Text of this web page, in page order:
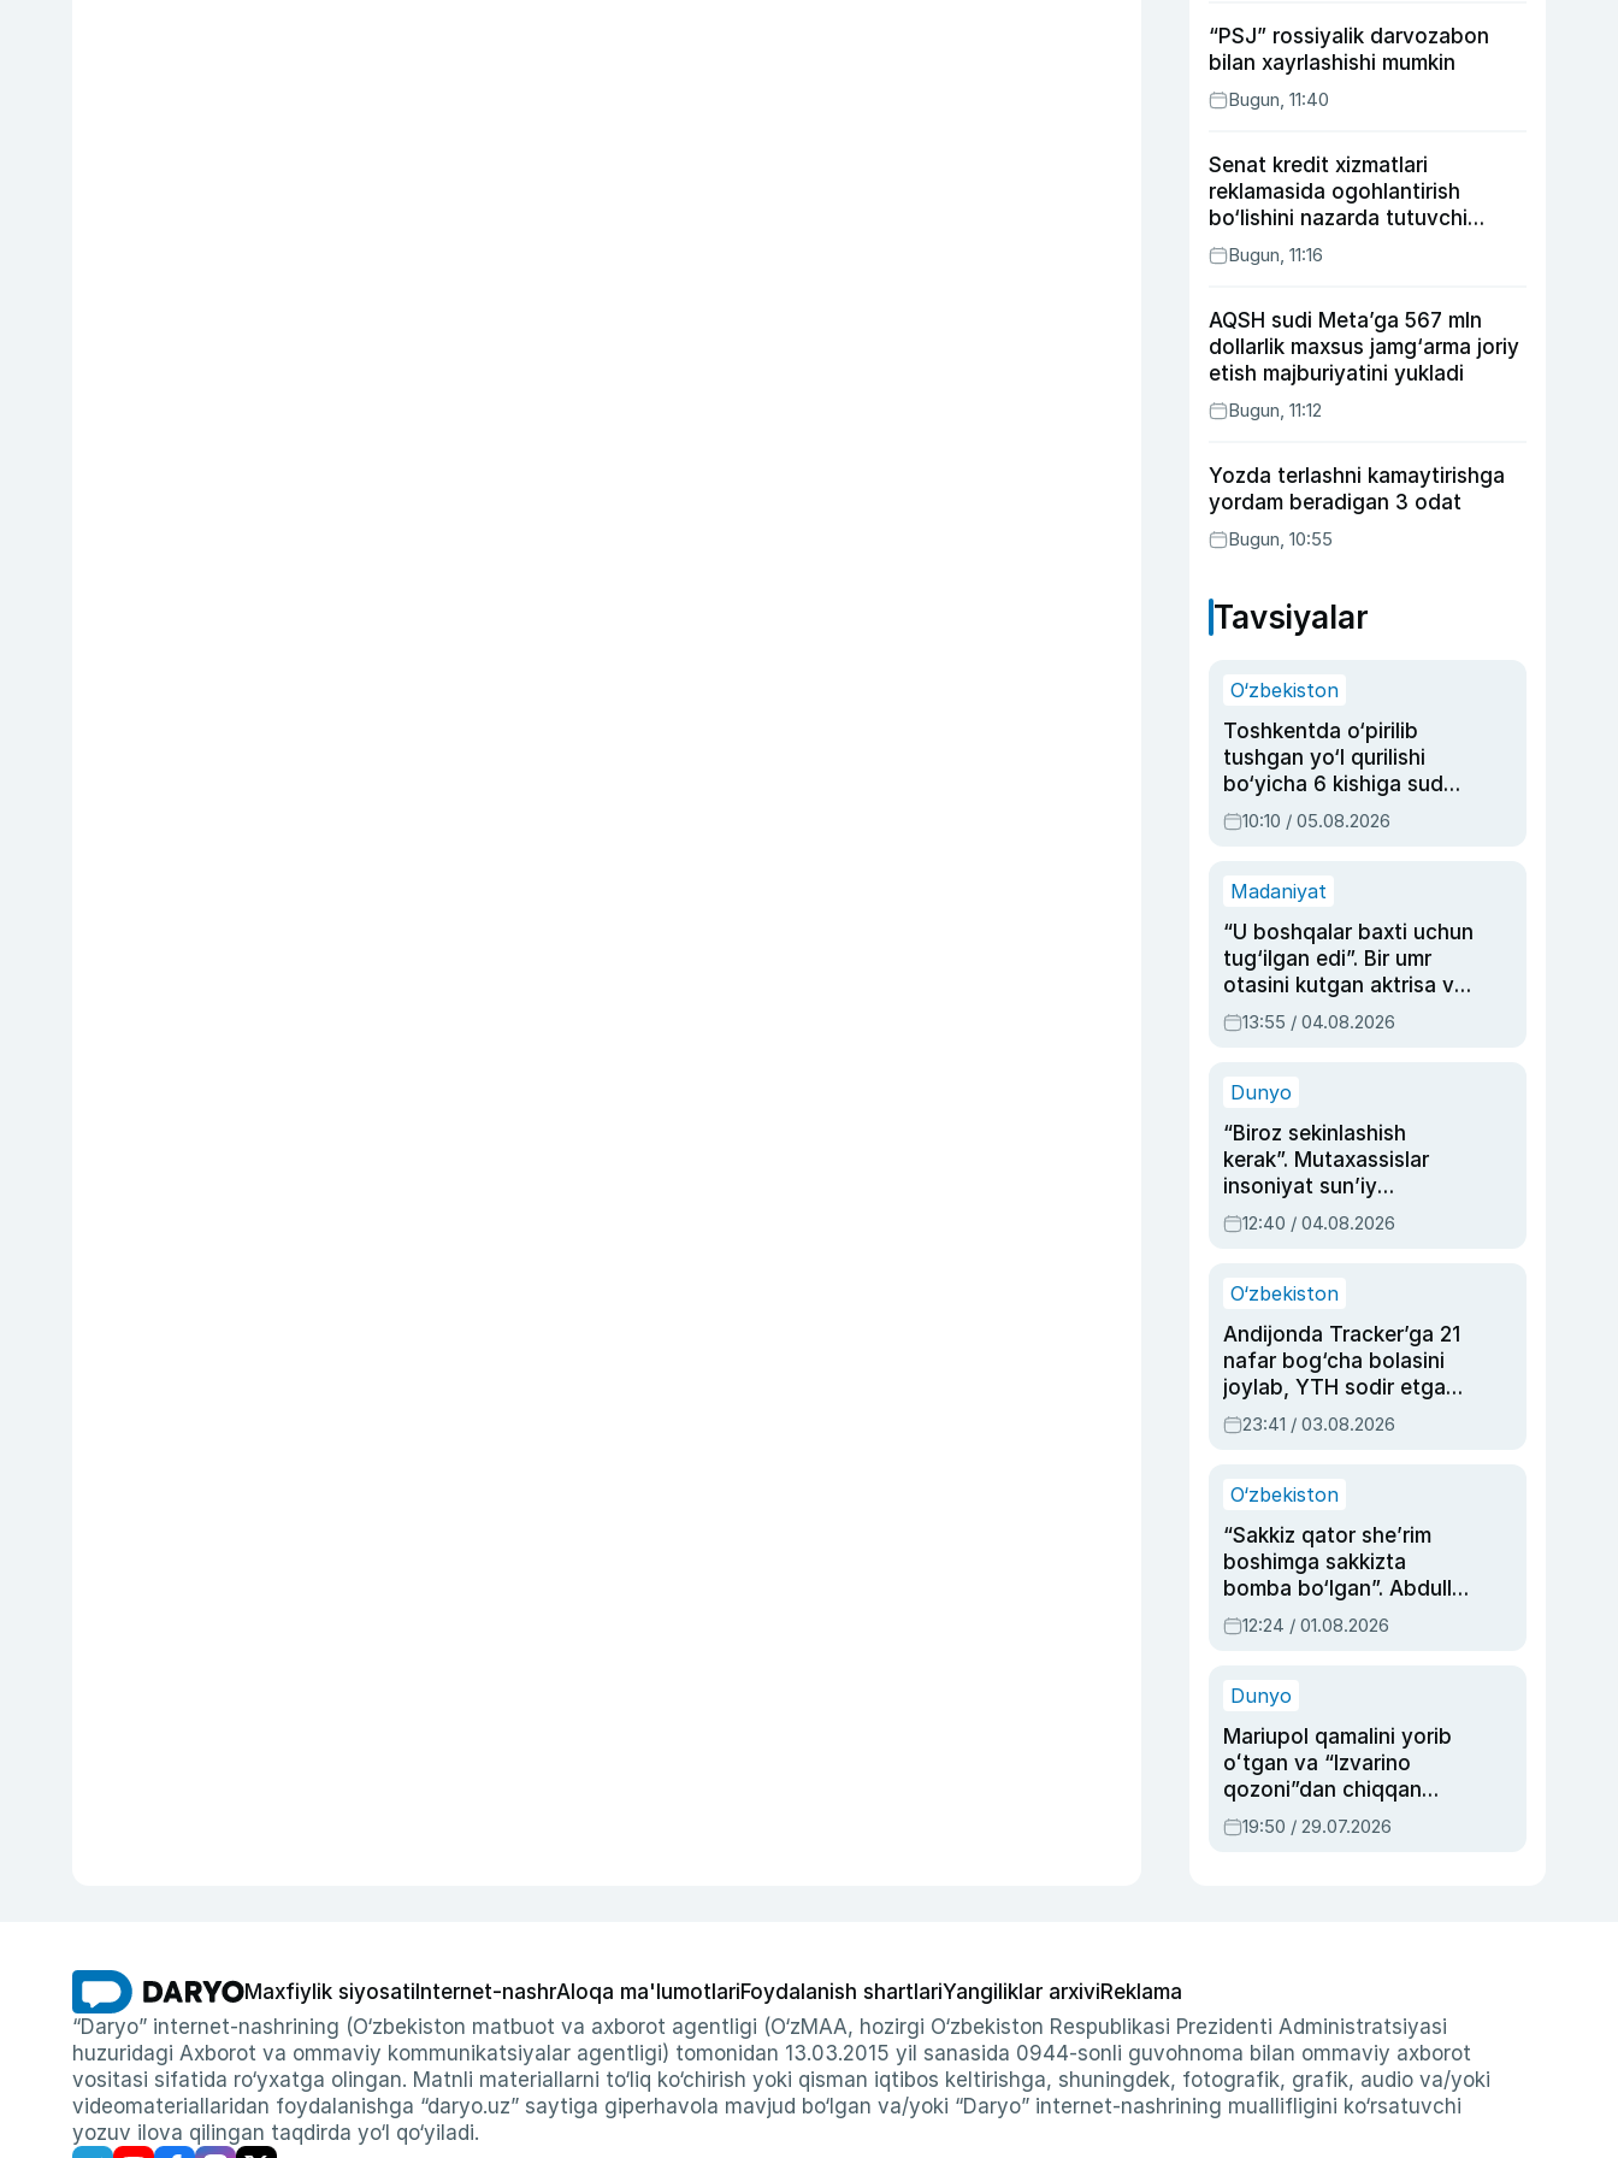
“PSJ” rossiyalik darvozabon
bilan xayrlashishi mumkin
Bugun, 11:40
Senat kredit xizmatlari
reklamasida ogohlantirish
bo‘lishini nazarda tutuvchi
qonunni ma’qulladi
Bugun, 11:16
AQSH sudi Meta’ga 567 mln
dollarlik maxsus jamg‘arma joriy
etish majburiyatini yukladi
Bugun, 11:12
Yozda terlashni kamaytirishga
yordam beradigan 3 odat
Bugun, 10:55
Tavsiyalar
O‘zbekiston
Toshkentda o‘pirilib
tushgan yo‘l qurilishi
bo‘yicha 6 kishiga sud
hukmi o‘qildi
10:10 / 05.08.2026
Madaniyat
“U boshqalar baxti uchun
tug‘ilgan edi”. Bir umr
otasini kutgan aktrisa va
dublyaj ustasi Rimma
Ahmedovaning
13:55 / 04.08.2026
Dunyo
“Biroz sekinlashish
kerak”. Mutaxassislar
insoniyat sun’iy
intellektni boshqara
olmay qolishidan xavotir
12:40 / 04.08.2026
O‘zbekiston
Andijonda Tracker’ga 21
nafar bog‘cha bolasini
joylab, YTH sodir etgan
ayolga sud hukmi o‘qildi
23:41 / 03.08.2026
O‘zbekiston
“Sakkiz qator she’rim
boshimga sakkizta
bomba bo‘lgan”. Abdulla
Oripovni siyosiy
ayblovlardan asrab
12:24 / 01.08.2026
Dunyo
Mariupol qamalini yorib
oʻtgan va “Izvarino
qozoni”dan chiqqan
qahramon — Ukraina
armiyasi bosh
19:50 / 29.07.2026
Maxfiylik siyosati Internet-nashrAloqa ma'lumotlariFoydalanish shartlariYangiliklar arxiviReklama
“Daryo” internet-nashrining (O‘zbekiston matbuot va axborot agentligi (O‘zMAA, hozirgi O‘zbekiston Respublikasi Prezidenti Administratsiyasi
huzuridagi Axborot va ommaviy kommunikatsiyalar agentligi) tomonidan 13.03.2015 yil sanasida 0944-sonli guvohnoma bilan ommaviy axborot
vositasi sifatida ro‘yxatga olingan. Matnli materiallarni to‘liq ko‘chirish yoki qisman iqtibos keltirishga, shuningdek, fotografik, grafik, audio va/yoki
videomateriallaridan foydalanishga “daryo.uz” saytiga giperhavola mavjud bo‘lgan va/yoki “Daryo” internet-nashrining muallifligini ko‘rsatuvchi
yozuv ilova qilingan taqdirda yo‘l qo‘yiladi.